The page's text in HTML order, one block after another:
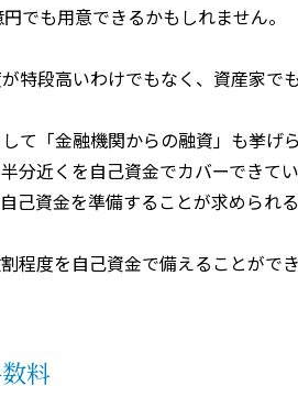
でも用意できるかもしれません。
特段高いわけでもなく、資産家で
て「金融機関からの融資」も挙
分近くを自己資金でカバーできて
己資金を準備することが求められる
程度を自己資金で備えることがで
料